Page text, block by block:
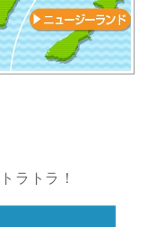
ラトラ！